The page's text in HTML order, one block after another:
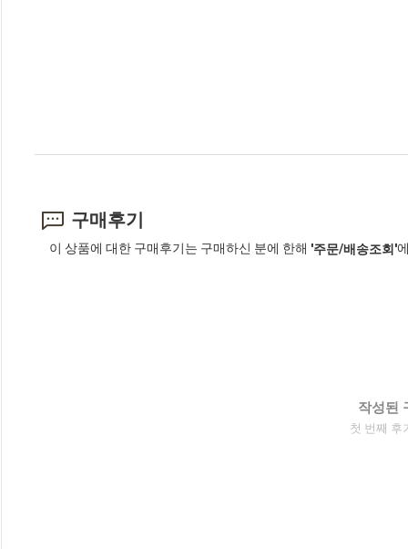
구매후기
이 상품에 대한 구매후기는 구매하신 분에 한해 '주문/배송조회'
작성된
첫 번째 후